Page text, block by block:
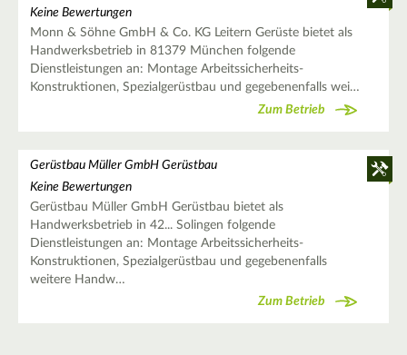
Keine Bewertungen
Monn & Söhne GmbH & Co. KG Leitern Gerüste bietet als
Handwerksbetrieb in 81379 München folgende
Dienstleistungen an: Montage Arbeitssicherheits-
Konstruktionen, Spezialgerüstbau und gegebenenfalls wei…
Zum Betrieb
Gerüstbau Müller GmbH Gerüstbau
Keine Bewertungen
Gerüstbau Müller GmbH Gerüstbau bietet als
Handwerksbetrieb in 42... Solingen folgende
Dienstleistungen an: Montage Arbeitssicherheits-
Konstruktionen, Spezialgerüstbau und gegebenenfalls
weitere Handw…
Zum Betrieb